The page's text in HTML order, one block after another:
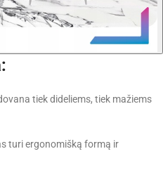
tiek dideliems, tiek mažiems
turi ergonomišką formą ir